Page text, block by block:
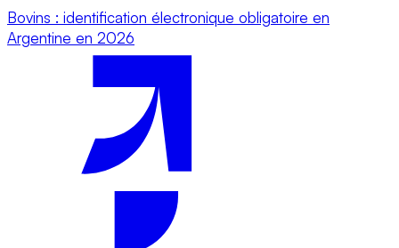
Bovins : identification électronique obligatoire en
Argentine en 2026